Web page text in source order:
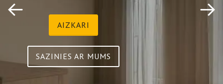
AIZKARI
SAZINIES AR MUMS